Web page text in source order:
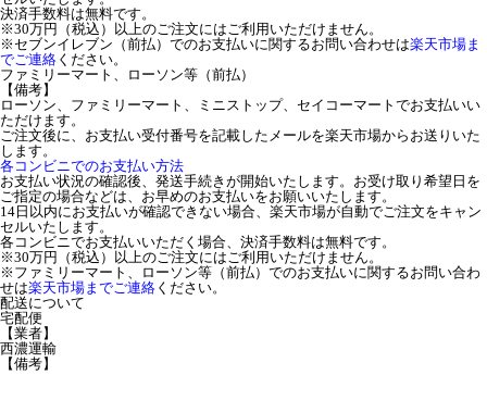
決済手数料は無料です。
※30万円（税込）以上のご注文にはご利用いただけません。
※セブンイレブン（前払）でのお支払いに関するお問い合わせは楽天市場ま
でご連絡 ください。
ファミリーマート、ローソン等（前払）
【備考】
ローソン、ファミリーマート、ミニストップ、セイコーマートでお支払いい
ただけます。
ご注文後に、お支払い受付番号を記載したメールを楽天市場からお送りいた
します。
各コンビニでのお支払い方法
お支払い状況の確認後、発送手続きが開始いたします。お受け取り希望日を
ご指定の場合などは、お早めのお支払いをお願いいたします。
14日以内にお支払いが確認できない場合、楽天市場が自動でご注文をキャン
セルいたします。
各コンビニでお支払いいただく場合、決済手数料は無料です。
※30万円（税込）以上のご注文にはご利用いただけません。
※ファミリーマート、ローソン等（前払）でのお支払いに関するお問い合わ
せは楽天市場までご連絡 ください。
配送について
宅配便
【業者】
西濃運輸
【備考】